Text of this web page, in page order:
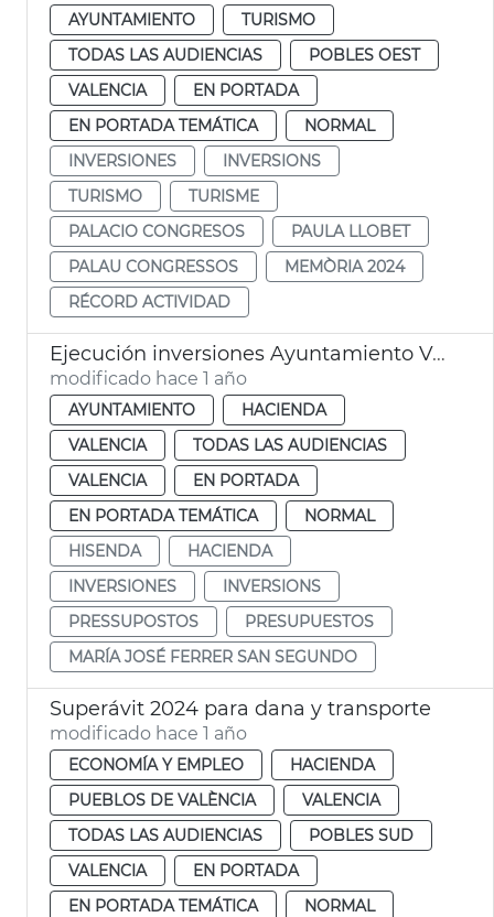
AYUNTAMIENTO
TURISMO
TODAS LAS AUDIENCIAS
POBLES OEST
VALENCIA
EN PORTADA
EN PORTADA TEMÁTICA
NORMAL
INVERSIONES
INVERSIONS
TURISMO
TURISME
PALACIO CONGRESOS
PAULA LLOBET
PALAU CONGRESSOS
MEMÒRIA 2024
RÉCORD ACTIVIDAD
Ejecución inversiones Ayuntamiento València 2025
modificado hace 1 año
AYUNTAMIENTO
HACIENDA
VALENCIA
TODAS LAS AUDIENCIAS
VALENCIA
EN PORTADA
EN PORTADA TEMÁTICA
NORMAL
HISENDA
HACIENDA
INVERSIONES
INVERSIONS
PRESSUPOSTOS
PRESUPUESTOS
MARÍA JOSÉ FERRER SAN SEGUNDO
Superávit 2024 para dana y transporte
modificado hace 1 año
ECONOMÍA Y EMPLEO
HACIENDA
PUEBLOS DE VALÈNCIA
VALENCIA
TODAS LAS AUDIENCIAS
POBLES SUD
VALENCIA
EN PORTADA
EN PORTADA TEMÁTICA
NORMAL